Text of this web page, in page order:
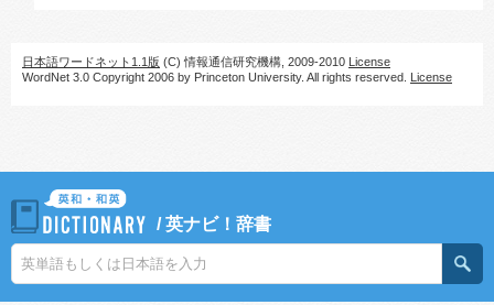
日本語ワードネット1.1版 (C) 情報通信研究機構, 2009-2010 License
WordNet 3.0 Copyright 2006 by Princeton University. All rights reserved. License
/英ナビ！辞書